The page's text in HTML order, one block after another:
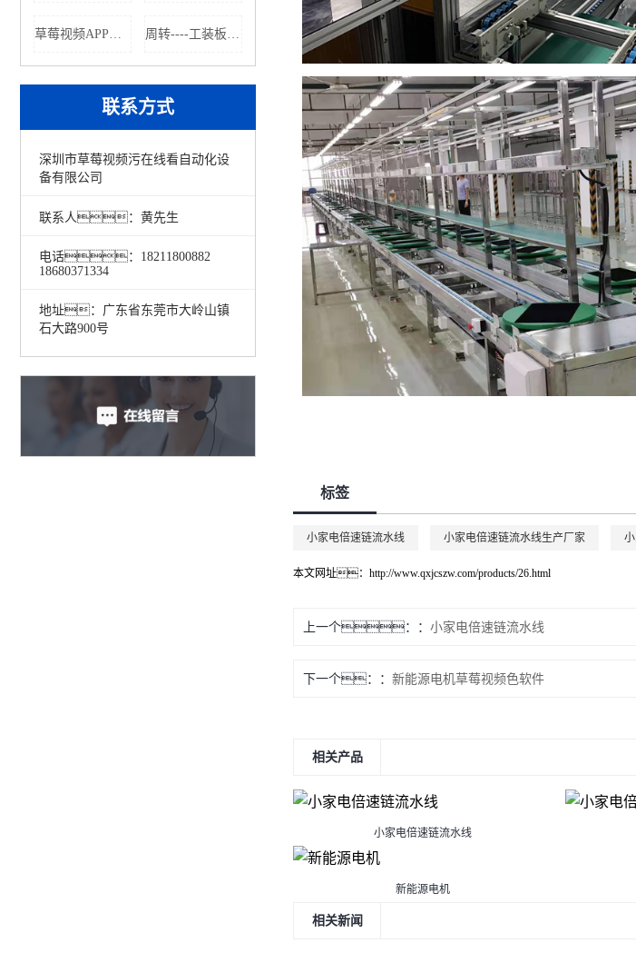
草莓视频APP黄色 周转----工装板设备
联系方式
深圳市草莓视频污在线看自动化设
备有限公司
联系人：黄先生
电话：18211800882
18680371334
地址：广东省东莞市大岭山镇
石大路900号
标签
小家电倍速链流水线 小家电倍速链流水线生产厂家
本文网址：http://www.qxjcszw.com/products/26.html
上一个： 小家电倍速链流水线
下一个： 新能源电机草莓视频色软件
相关产品
小家电倍速链流水线
新能源电机
相关新闻